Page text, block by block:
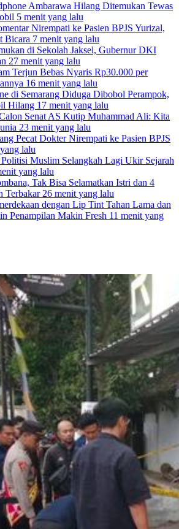
Ambarawa Hilang Ditemukan Tewas
5 menit yang lalu
Nirempati ke Pasien BPJS Yurizal,
Bicara 7 menit yang lalu
di Sekolah Jaksel, Gubernur DKI
27 menit yang lalu
Terjun Bebas Nyaris Rp30.000 per
16 menit yang lalu
di Semarang Diduga Dibobol Perampok,
Hilang 17 menit yang lalu
Senat AS Kutip Muhammad Ali: Kita
23 menit yang lalu
Pecat Dokter Nirempati ke Pasien BPJS
lalu
Muslim Selangkah Lagi Ukir Sejarah
yang lalu
Tak Bisa Selamatkan Istri dan 4
Terbakar 26 menit yang lalu
dengan Lip Tint Tahan Lama dan
Penampilan Makin Fresh 11 menit yang